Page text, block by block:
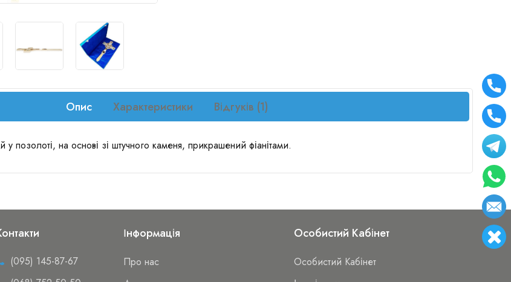
Опис Характеристики Відгуків (1)
у позолоті, на основі зі штучного каменя, прикрашений фіанітами.
(095) 145-87-67
Інформація
Про нас
Особистий Кабінет
Особистий Кабінет